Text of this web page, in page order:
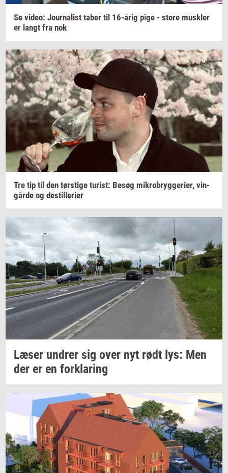
Se video: Jour­na­list taber til 16-årig pige - store mus­k­ler
er langt fra nok
Tre tip til den tørsti­ge turist: Besøg mi­kro­bryg­ge­ri­er, vin­
går­de og destil­le­ri­er
Læser un­drer sig over nyt rødt lys: Men
der er en for­kla­ring